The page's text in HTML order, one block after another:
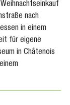
nach
in einem
für eigene
in Châtenois